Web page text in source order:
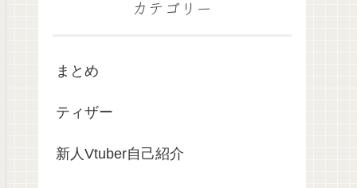
カテゴリー
まとめ
ティザー
新人Vtuber自己紹介